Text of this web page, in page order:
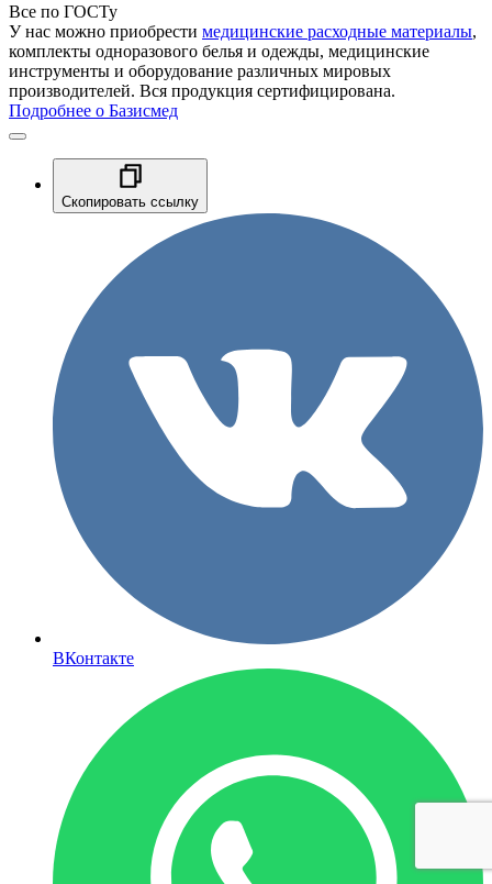
Все по ГОСТу
У нас можно приобрести медицинские расходные материалы,
комплекты одноразового белья и одежды, медицинские
инструменты и оборудование различных мировых
производителей. Вся продукция сертифицирована.
Подробнее о Базисмед
Скопировать ссылку
ВКонтакте